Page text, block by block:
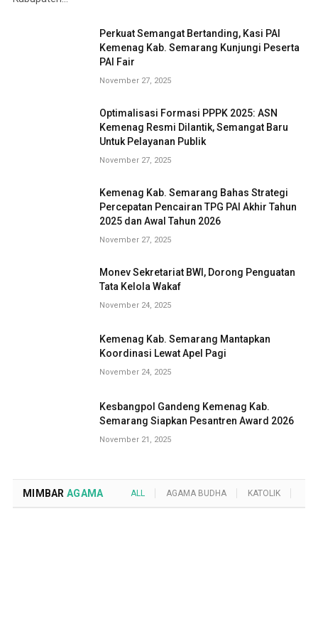
Perkuat Semangat Bertanding, Kasi PAI
Kemenag Kab. Semarang Kunjungi Peserta
PAI Fair
November 27, 2025
Optimalisasi Formasi PPPK 2025: ASN
Kemenag Resmi Dilantik, Semangat Baru
Untuk Pelayanan Publik
November 27, 2025
Kemenag Kab. Semarang Bahas Strategi
Percepatan Pencairan TPG PAI Akhir Tahun
2025 dan Awal Tahun 2026
November 27, 2025
Monev Sekretariat BWI, Dorong Penguatan
Tata Kelola Wakaf
November 24, 2025
Kemenag Kab. Semarang Mantapkan
Koordinasi Lewat Apel Pagi
November 24, 2025
Kesbangpol Gandeng Kemenag Kab.
Semarang Siapkan Pesantren Award 2026
November 21, 2025
MIMBAR AGAMA ALL AGAMA BUDHA KATOLIK